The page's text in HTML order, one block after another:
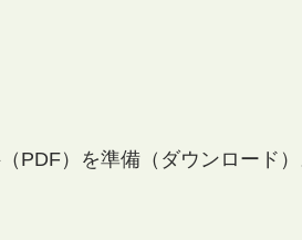
PDF）を準備（ダウンロード